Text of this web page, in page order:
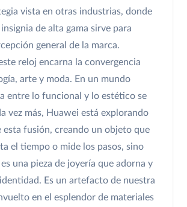
vista en otras industrias, donde
de alta gama sirve para
general de la marca.
reloj encarna la convergencia
arte y moda. En un mundo
entre lo funcional y lo estético se
vez más, Huawei está explorando
esta fusión, creando un objeto que
el tiempo o mide los pasos, sino
una pieza de joyería que adorna y
Es un artefacto de nuestra
en el esplendor de materiales